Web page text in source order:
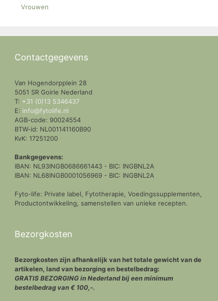
Vrouwen
Contactgegevens
Van Hogendorpplein 28
5051 SR Goirle Nederland
T: +31 (0)13 5346437
E: info@fytolife.nl
AGB-code: 90024554
BTW-id: NL001141160B90
KvK: 17251200
Bankgegevens:
IBAN: NL93INGB0686661443 - BIC: INGBNL2A
IBAN: NL68INGB0001056969 - BIC: INGBNL2A
Fyto-life: Private label, Fytotherapie, Voedingssupplementen,
Productontwikkeling, samenstellen van unieke recepten.
Bezorgkosten
Bezorgkosten zijn afhankelijk van het totale gewicht van de
artikelen, land van bezorging en bestelbedrag:
GRATIS BEZORGING in Nederland bij een minimum
bestelbedrag van € 100,-.